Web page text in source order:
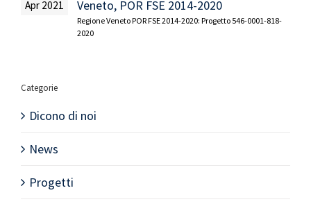
Apr 2021
Veneto, POR FSE 2014-2020
Regione Veneto POR FSE 2014-2020: Progetto 546-0001-818-
2020
Categorie
Dicono di noi
News
Progetti